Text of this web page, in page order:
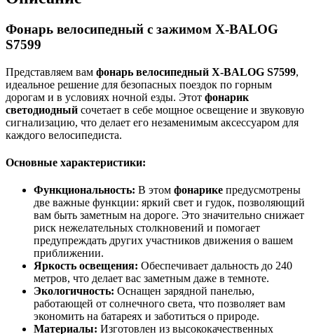
Фонарь велосипедный с зажимом X-BALOG
S7599
Представляем вам фонарь велосипедный X-BALOG S7599,
идеальное решение для безопасных поездок по горным
дорогам и в условиях ночной езды. Этот фонарик
светодиодный сочетает в себе мощное освещение и звуковую
сигнализацию, что делает его незаменимым аксессуаром для
каждого велосипедиста.
Основные характеристики:
Функциональность: В этом фонарике предусмотрены
две важные функции: яркий свет и гудок, позволяющий
вам быть заметным на дороге. Это значительно снижает
риск нежелательных столкновений и помогает
предупреждать других участников движения о вашем
приближении.
Яркость освещения: Обеспечивает дальность до 240
метров, что делает вас заметным даже в темноте.
Экологичность: Оснащен зарядной панелью,
работающей от солнечного света, что позволяет вам
экономить на батареях и заботиться о природе.
Материалы: Изготовлен из высококачественных